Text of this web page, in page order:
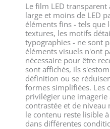
Le film LED
large et moins de LED
éléments fins - tels que
textures, les motifs
typographies - ne sont
éléments visuels n'ont
nécessaire pour être
sont affichés, ils
définition ou se
formes simplifiées. Les
privilégier une imagerie
contrastée et de
le contenu reste lisible
dans différentes